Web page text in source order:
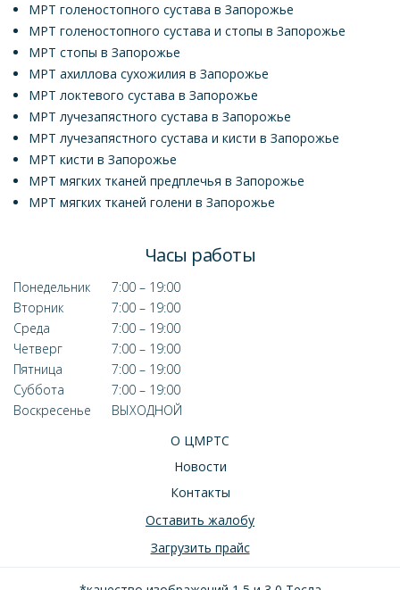
МРТ голеностопного сустава в Запорожье
МРТ голеностопного сустава и стопы в Запорожье
МРТ стопы в Запорожье
МРТ ахиллова сухожилия в Запорожье
МРТ локтевого сустава в Запорожье
МРТ лучезапястного сустава в Запорожье
МРТ лучезапястного сустава и кисти в Запорожье
МРТ кисти в Запорожье
МРТ мягких тканей предплечья в Запорожье
МРТ мягких тканей голени в Запорожье
Часы работы
Понедельник
7:00 – 19:00
Вторник
7:00 – 19:00
Среда
7:00 – 19:00
Четверг
7:00 – 19:00
Пятница
7:00 – 19:00
Суббота
7:00 – 19:00
Воскресенье
ВЫХОДНОЙ
О ЦМРТС
Новости
Контакты
Оставить жалобу
Загрузить прайс